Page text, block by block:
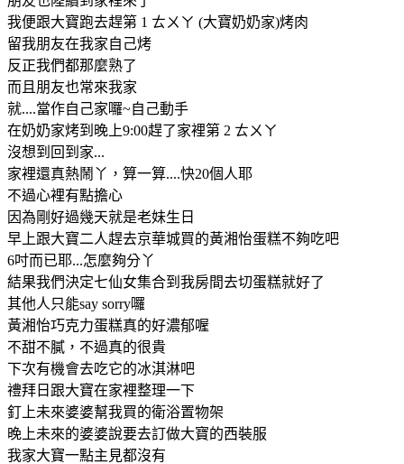
我便跟大寶跑去趕第 1 ㄊㄨㄚ (大寶奶奶家)烤肉
留我朋友在我家自己烤
反正我們都那麼熟了
而且朋友也常來我家
就....當作自己家囉~自己動手
在奶奶家烤到晚上9:00趕了家裡第 2 ㄊㄨㄚ
沒想到回到家...
家裡還真熱鬧丫，算一算....快20個人耶
不過心裡有點擔心
因為剛好過幾天就是老妹生日
早上跟大寶二人趕去京華城買的黃湘怡蛋糕不夠吃吧
6吋而已耶...怎麼夠分丫
結果我們決定七仙女集合到我房間去切蛋糕就好了
其他人只能say sorry囉
黃湘怡巧克力蛋糕真的好濃郁喔
不甜不膩，不過真的很貴
下次有機會去吃它的冰淇淋吧
禮拜日跟大寶在家裡整理一下
釘上未來婆婆幫我買的衛浴置物架
晚上未來的婆婆說要去訂做大寶的西裝服
我家大寶一點主見都沒有